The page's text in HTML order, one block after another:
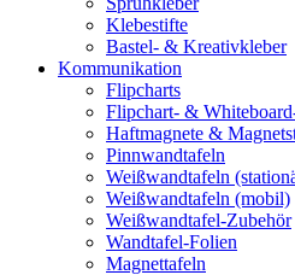
Klebestifte
Bastel- & Kreativkleber
Kommunikation
Flipcharts
Flipchart- &
Haftmagnete &
Pinnwandtafeln
Weißwandtafeln
Weißwandtafeln (mobil)
Weißwandtafel-Zubehör
Wandtafel-Folien
Magnettafeln